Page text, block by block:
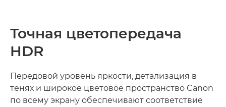
Точная цветопередача
HDR
Передовой уровень яркости, детализация в
тенях и широкое цветовое пространство Canon
по всему экрану обеспечивают соответствие